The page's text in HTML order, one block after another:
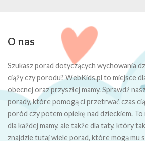
O nas
Szukasz porad dotyczących wychowania
ciąży czy porodu? WebKids.pl to miejsce
obecnej oraz przyszłej mamy. Sprawdź
porady, które pomogą ci przetrwać czas
poród czy potem opiekę nad dzieckiem. To
dla każdej mamy, ale także dla taty, który
znajdzie tutaj wiele porad, które mogą mu